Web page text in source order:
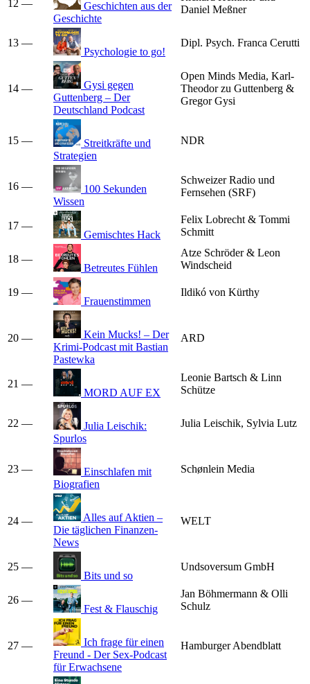
12 —
Geschichten aus der
Geschichte
Daniel Meßner
13 —
Psychologie to go!
Dipl. Psych. Franca Cerutti
14 —
Gysi gegen
Guttenberg – Der
Deutschland Podcast
Open Minds Media, Karl-
Theodor zu Guttenberg &
Gregor Gysi
15 —
Streitkräfte und
Strategien
NDR
16 —
100 Sekunden
Wissen
Schweizer Radio und
Fernsehen (SRF)
17 —
Gemischtes Hack
Felix Lobrecht & Tommi
Schmitt
18 —
Betreutes Fühlen
Atze Schröder & Leon
Windscheid
19 —
Frauenstimmen
Ildikó von Kürthy
20 —
Kein Mucks! – Der
Krimi-Podcast mit Bastian
Pastewka
ARD
21 —
MORD AUF EX
Leonie Bartsch & Linn
Schütze
22 —
Julia Leischik:
Spurlos
Julia Leischik, Sylvia Lutz
23 —
Einschlafen mit
Biografien
Schønlein Media
24 —
Alles auf Aktien –
Die täglichen Finanzen-
News
WELT
25 —
Bits und so
Undsoversum GmbH
26 —
Fest & Flauschig
Jan Böhmermann & Olli
Schulz
27 —
Ich frage für einen
Freund - Der Sex-Podcast
für Erwachsene
Hamburger Abendblatt